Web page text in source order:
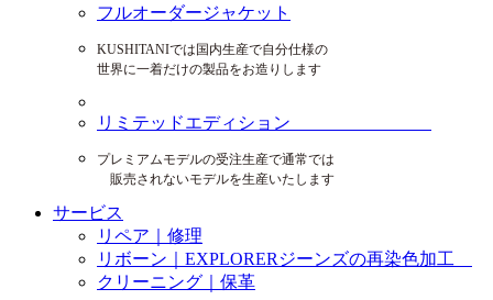
フルオーダージャケット
KUSHITANIでは国内生産で自分仕様の
世界に一着だけの製品をお造りします
リミテッドエディション
プレミアムモデルの受注生産で通常では
販売されないモデルを生産いたします
サービス
リペア｜修理
リボーン｜EXPLORERジーンズの再染色加工
クリーニング｜保革